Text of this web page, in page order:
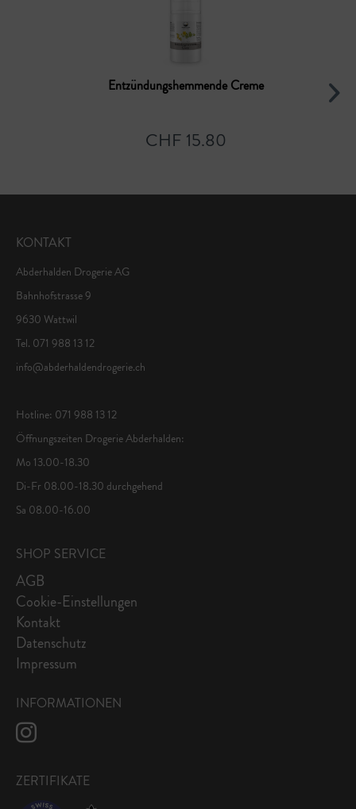
Entzündungshemmende Creme
CHF 15.80
KONTAKT
Abderhalden Drogerie AG
Bahnhofstrasse 9
9630 Wattwil
Tel. 071 988 13 12
info@abderhaldendrogerie.ch
Hotline: 071 988 13 12
Öffnungszeiten Drogerie Abderhalden:
Mo 13.00-18.30
Di-Fr 08.00-18.30 durchgehend
Sa 08.00-16.00
SHOP SERVICE
AGB
Cookie-Einstellungen
Kontakt
Datenschutz
Impressum
INFORMATIONEN
ZERTIFIKATE